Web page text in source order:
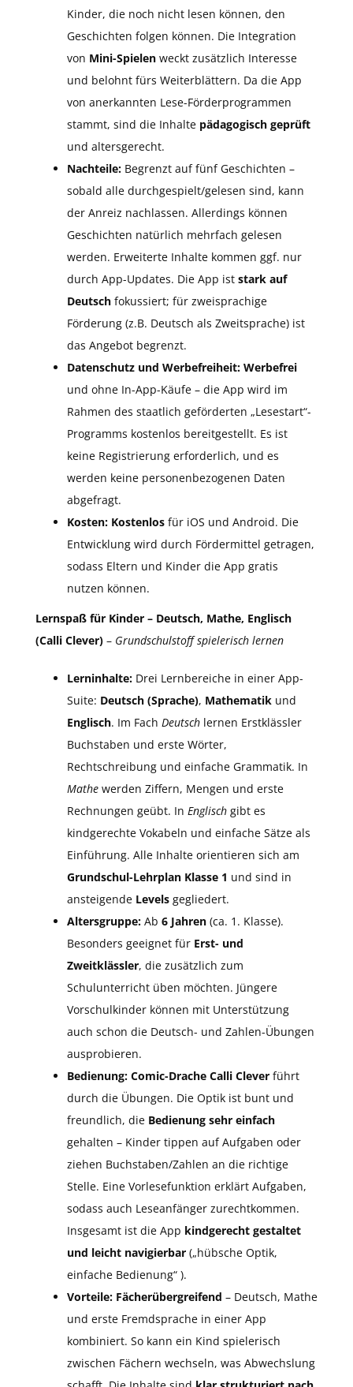
Kinder, die noch nicht lesen können, den
Geschichten folgen können. Die Integration
von Mini-Spielen weckt zusätzlich Interesse
und belohnt fürs Weiterblättern. Da die App
von anerkannten Lese-Förderprogrammen
stammt, sind die Inhalte pädagogisch geprüft
und altersgerecht.
Nachteile: Begrenzt auf fünf Geschichten –
sobald alle durchgespielt/gelesen sind, kann
der Anreiz nachlassen. Allerdings können
Geschichten natürlich mehrfach gelesen
werden. Erweiterte Inhalte kommen ggf. nur
durch App-Updates. Die App ist stark auf
Deutsch fokussiert; für zweisprachige
Förderung (z.B. Deutsch als Zweitsprache) ist
das Angebot begrenzt.
Datenschutz und Werbefreiheit: Werbefrei
und ohne In-App-Käufe – die App wird im
Rahmen des staatlich geförderten „Lesestart“-
Programms kostenlos bereitgestellt. Es ist
keine Registrierung erforderlich, und es
werden keine personenbezogenen Daten
abgefragt.
Kosten: Kostenlos für iOS und Android. Die
Entwicklung wird durch Fördermittel getragen,
sodass Eltern und Kinder die App gratis
nutzen können.
Lernspaß für Kinder – Deutsch, Mathe, Englisch
(Calli Clever) – Grundschulstoff spielerisch lernen
Lerninhalte: Drei Lernbereiche in einer App-
Suite: Deutsch (Sprache), Mathematik und
Englisch. Im Fach Deutsch lernen Erstklässler
Buchstaben und erste Wörter,
Rechtschreibung und einfache Grammatik. In
Mathe werden Ziffern, Mengen und erste
Rechnungen geübt. In Englisch gibt es
kindgerechte Vokabeln und einfache Sätze als
Einführung. Alle Inhalte orientieren sich am
Grundschul-Lehrplan Klasse 1 und sind in
ansteigende Levels gegliedert.
Altersgruppe: Ab 6 Jahren (ca. 1. Klasse).
Besonders geeignet für Erst- und
Zweitklässler, die zusätzlich zum
Schulunterricht üben möchten. Jüngere
Vorschulkinder können mit Unterstützung
auch schon die Deutsch- und Zahlen-Übungen
ausprobieren.
Bedienung: Comic-Drache Calli Clever führt
durch die Übungen. Die Optik ist bunt und
freundlich, die Bedienung sehr einfach
gehalten – Kinder tippen auf Aufgaben oder
ziehen Buchstaben/Zahlen an die richtige
Stelle. Eine Vorlesefunktion erklärt Aufgaben,
sodass auch Leseanfänger zurechtkommen.
Insgesamt ist die App kindgerecht gestaltet
und leicht navigierbar („hübsche Optik,
einfache Bedienung“ ).
Vorteile: Fächerübergreifend – Deutsch, Mathe
und erste Fremdsprache in einer App
kombiniert. So kann ein Kind spielerisch
zwischen Fächern wechseln, was Abwechslung